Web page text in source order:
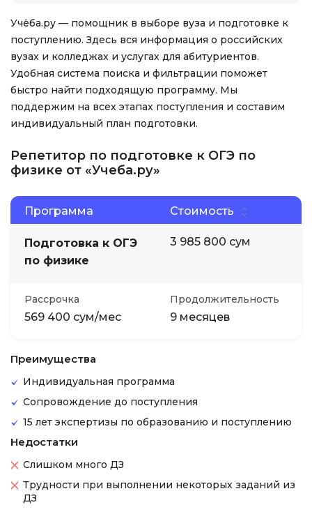
Учёба.ру — помощник в выборе вуза и подготовке к
поступлению. Здесь вся информация о российских
вузах и колледжах и услугах для абитуриентов.
Удобная система поиска и фильтрации поможет
быстро найти подходящую программу. Мы
поддержим на всех этапах поступления и составим
индивидуальный план подготовки.
Репетитор по подготовке к ОГЭ по
физике от «Учеба.ру»
Программа Стоимость
Подготовка к ОГЭ
по физике
3 985 800 сум
Рассрочка
569 400 сум/мес
Продолжительность
9 месяцев
Преимущества
Индивидуальная программа
Сопровождение до поступления
15 лет экспертизы по образованию и поступлению
Недостатки
Слишком много ДЗ
Трудности при выполнении некоторых заданий из
ДЗ